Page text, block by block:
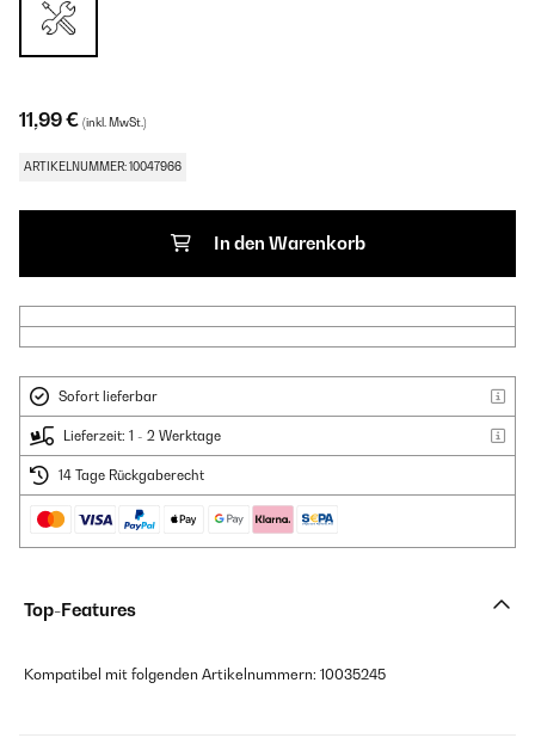
11,99 € (inkl. MwSt.)
ARTIKELNUMMER: 10047966
In den Warenkorb
Sofort lieferbar
Lieferzeit: 1 - 2 Werktage
14 Tage Rückgaberecht
Top-Features
Kompatibel mit folgenden Artikelnummern: 10035245